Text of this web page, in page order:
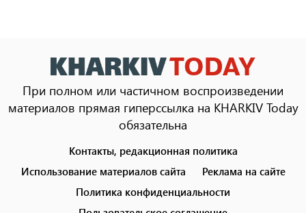
При полном или частичном воспроизведении
материалов прямая гиперссылка на KHARKIV Today
обязательна
menu
Контакты, редакционная политика
Использование материалов сайта
Реклама на сайте
Политика конфиденциальности